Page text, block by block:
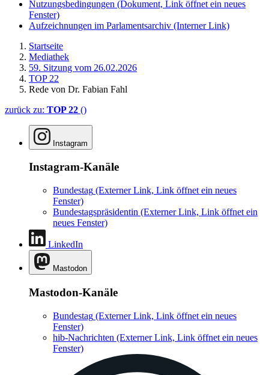
Nutzungsbedingungen (Dokument, Link öffnet ein neues
Fenster)
Aufzeichnungen im Parlamentsarchiv (Interner Link)
Startseite
Mediathek
59. Sitzung vom 26.02.2026
TOP 22
Rede von Dr. Fabian Fahl
zurück zu: TOP 22 ()
Instagram
Instagram-Kanäle
Bundestag (Externer Link, Link öffnet ein neues
Fenster)
Bundestagspräsidentin (Externer Link, Link öffnet ein
neues Fenster)
LinkedIn
Mastodon
Mastodon-Kanäle
Bundestag (Externer Link, Link öffnet ein neues
Fenster)
hib-Nachrichten (Externer Link, Link öffnet ein neues
Fenster)